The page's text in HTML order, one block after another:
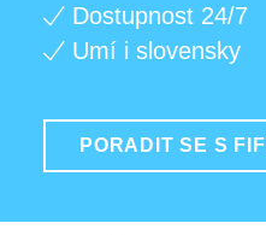
Dostupnost 24/7
Umí i slovensky
PORADIT SE S FIFI